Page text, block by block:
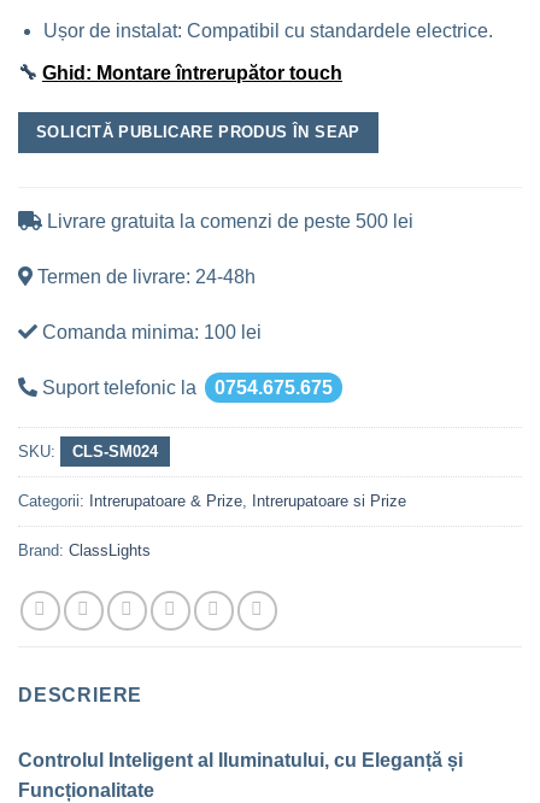
Ușor de instalat: Compatibil cu standardele electrice.
🔧 Ghid: Montare întrerupător touch
SOLICITĂ PUBLICARE PRODUS ÎN SEAP
Livrare gratuita la comenzi de peste 500 lei
Termen de livrare: 24-48h
Comanda minima: 100 lei
Suport telefonic la 0754.675.675
SKU: CLS-SM024
Categorii: Intrerupatoare & Prize, Intrerupatoare si Prize
Brand: ClassLights
DESCRIERE
Controlul Inteligent al Iluminatului, cu Eleganță și
Funcționalitate